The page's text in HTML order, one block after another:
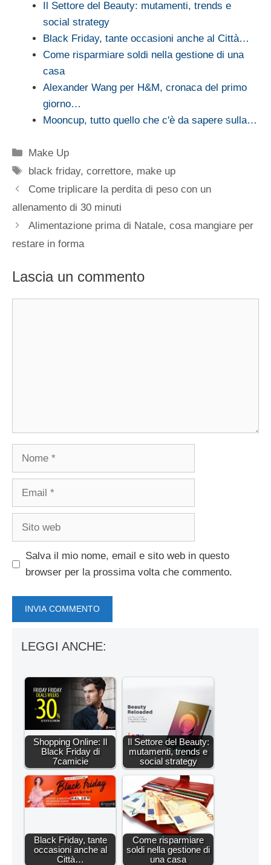
Il Settore del Beauty: mutamenti, trends e
social strategy
Black Friday, tante occasioni anche al Città…
Come risparmiare soldi nella gestione di una
casa
Alexander Wang per H&M, cronaca del primo
giorno…
Mooncup, tutto quello che c'è da sapere sulla…
Categorie
Make Up
Tag
black friday,correttore, make up
Come triplicare la perdita di peso con un
allenamento di 30 minuti
Alimentazione prima di Natale, cosa mangiare per
restare in forma
Lascia un commento
Nome
Email
Sito
Salva il mio nome, email e sito web in questo
browser per la prossima volta che commento.
LEGGI ANCHE:
Shopping Online: Il
Black Friday di
7camicie
Il Settore del Beauty:
mutamenti, trends e
social strategy
Black Friday, tante
occasioni anche al
Città…
Come risparmiare
soldi nella gestione di
una casa